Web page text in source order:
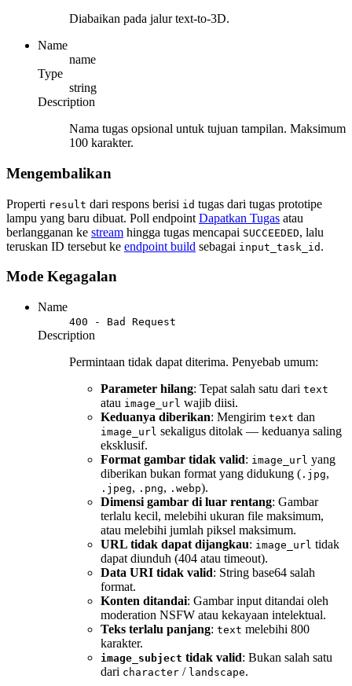
Diabaikan pada jalur text-to-3D.
Name
name
Type
string
Description
Nama tugas opsional untuk tujuan tampilan. Maksimum
100 karakter.
Mengembalikan
Properti result dari respons berisi id tugas dari tugas prototipe
lampu yang baru dibuat. Poll endpoint Dapatkan Tugas atau
berlangganan ke stream hingga tugas mencapai SUCCEEDED, lalu
teruskan ID tersebut ke endpoint build sebagai input_task_id .
Mode Kegagalan
Name
400 - Bad Request
Description
Permintaan tidak dapat diterima. Penyebab umum:
Parameter hilang: Tepat salah satu dari text
atau image_url wajib diisi.
Keduanya diberikan: Mengirim text dan
image_url sekaligus ditolak — keduanya saling
eksklusif.
Format gambar tidak valid: image_url yang
diberikan bukan format yang didukung ( .jpg,
.jpeg, .png, .webp).
Dimensi gambar di luar rentang: Gambar
terlalu kecil, melebihi ukuran file maksimum,
atau melebihi jumlah piksel maksimum.
URL tidak dapat dijangkau: image_url tidak
dapat diunduh (404 atau timeout).
Data URI tidak valid: String base64 salah
format.
Konten ditandai: Gambar input ditandai oleh
moderation NSFW atau kekayaan intelektual.
Teks terlalu panjang: text melebihi 800
karakter.
image_subject tidak valid: Bukan salah satu
dari character / landscape.